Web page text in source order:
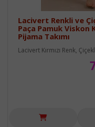
Lacivert Renkli ve
Paça Pamuk Viskon
Pijama Takımı
Lacivert Kırmızı Renk,